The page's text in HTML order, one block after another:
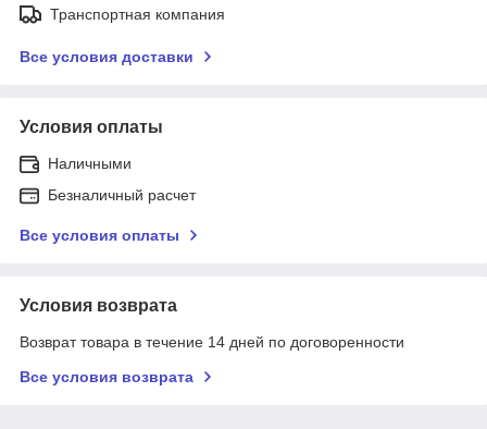
Транспортная компания
Все условия доставки
Условия оплаты
Наличными
Безналичный расчет
Все условия оплаты
Условия возврата
Возврат товара в течение 14 дней по договоренности
Все условия возврата